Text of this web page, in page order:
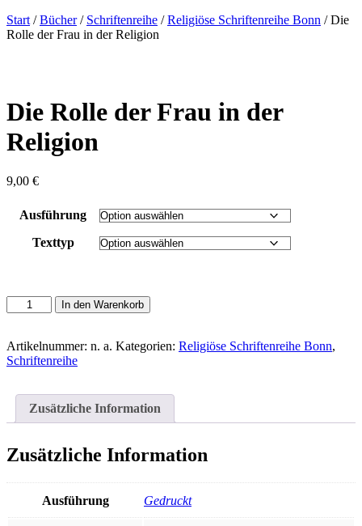
Skip
to
Start /Bücher/ Schriftenreihe /Religiöse Schriftenreihe Bonn / Die
Rolle der Frau in der Religion
Die Rolle der Frau in der
Religion
9,00 €
Ausführung
Texttyp
Rolle
Frau
in
Menge
In den Warenkorb
Artikelnummer: n. a. Kategorien: Religiöse Schriftenreihe Bonn,
Schriftenreihe
Zusätzliche Information
Zusätzliche Information
Ausführung Gedruckt